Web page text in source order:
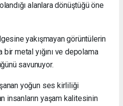
alanlara dönüştüğü öne
yakışmayan görüntülerin
metal yığını ve depolama
savunuyor.
yoğun ses kirliliği
insanların yaşam kalitesinin